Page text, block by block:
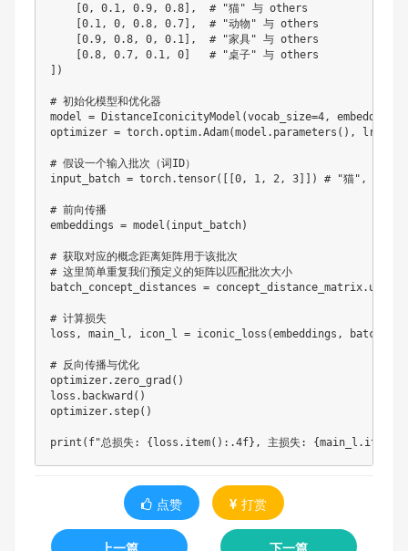
    [0, 0.1, 0.9, 0.8],  # "猫" 与 others
    [0.1, 0, 0.8, 0.7],  # "动物" 与 others
    [0.9, 0.8, 0, 0.1],  # "家具" 与 others
    [0.8, 0.7, 0.1, 0]   # "桌子" 与 others
])
# 初始化模型和优化器
model = DistanceIconicityModel(vocab_size=4,
optimizer = torch.optim.Adam(model.parameters(),
# 假设一个输入批次（词ID）
input_batch = torch.tensor([[0, 1, 2, 3]]) # "猫", "动物
# 前向传播
embeddings = model(input_batch)
# 获取对应的概念距离矩阵用于该批次
# 这里简单重复我们预定义的矩阵以匹配批次大小
batch_concept_distances =
# 计算损失
loss, main_l, icon_l = iconic_loss(embeddings,
# 反向传播与优化
optimizer.zero_grad()
loss.backward()
optimizer.step()
print(f"总损失: {loss.item():.4f}, 主损失:
点赞 打赏
上一篇 下一篇